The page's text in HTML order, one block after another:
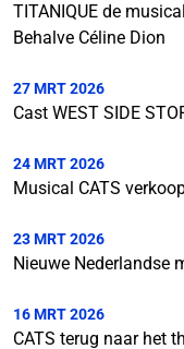
TITANIQUE de
Behalve Céline Dion
27 MRT 2026
Cast WEST SIDE
24 MRT 2026
Musical CATS
23 MRT 2026
Nieuwe Nederlandse
16 MRT 2026
CATS terug naar het